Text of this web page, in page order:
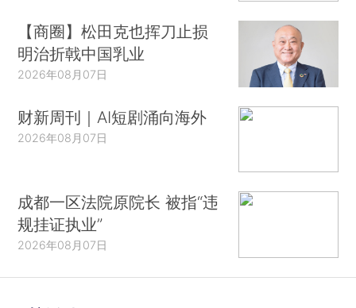
【商圈】松田克也挥刀止损
明治折戟中国乳业
2026年08月07日
财新周刊｜AI短剧涌向海外
2026年08月07日
成都一区法院原院长 被指“违
规挂证执业”
2026年08月07日